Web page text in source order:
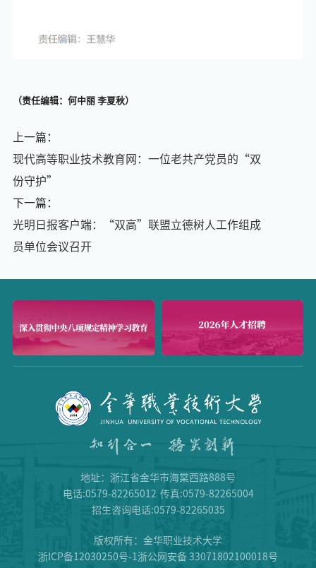
（责任编辑：何中丽 李夏秋）
上一篇：
现代高等职业技术教育网：一位老共产党员的“双
份守护”
下一篇：
光明日报客户端：“双高”联盟立德树人工作组成
员单位会议召开
地址：浙江省金华市海棠西路888号
电话:0579-82265012 传真:0579-82265004
招生咨询电话:0579-82265035
版权所有：金华职业技术大学
浙ICP备12030250号-1浙公网安备 33071802100018号